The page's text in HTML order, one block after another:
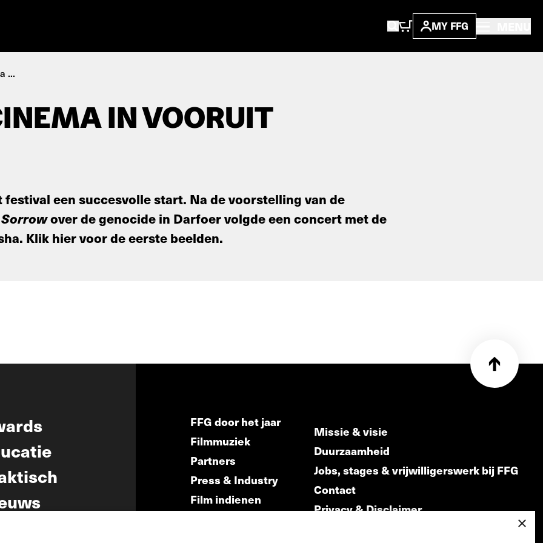
MY FFG
...
IN VOORUIT
een succesvolle start. Na de voorstelling van de
over de genocide in Darfoer volgde een concert met de
Klik hier voor de eerste beelden.
FFG door het jaar
Filmmuziek
Partners
Press & Industry
Film indienen
Missie & visie
Duurzaamheid
Jobs, stages & vrijwilligerswerk bij FFG
Contact
Privacy & Disclaimer
×